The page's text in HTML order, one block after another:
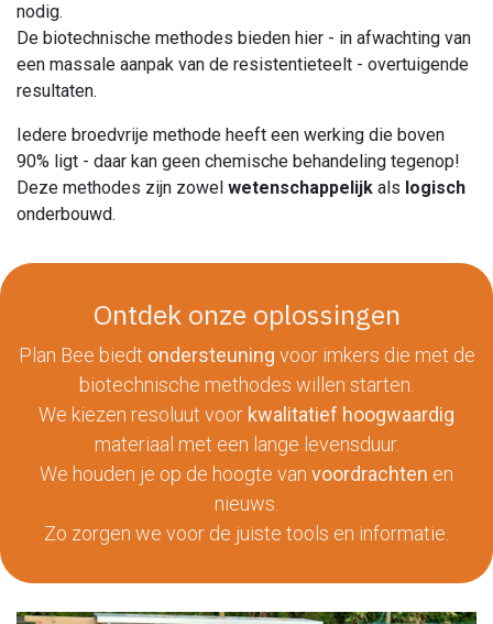
nodig.
De biotechnische methodes bieden hier - in afwachting van
een massale aanpak van de resistentieteelt - overtuigende
resultaten.
Iedere broedvrije methode heeft een werking die boven
90% ligt - daar kan geen chemische behandeling tegenop!
Deze methodes zijn zowel wetenschappelijk als logisch
onderbouwd.
Ontdek onze oplossingen
Plan Bee biedt ondersteuning voor imkers die met de
biotechnische methodes willen starten.
We kiezen resoluut voor kwalitatief hoogwaardig
materiaal met een lange levensduur.
We houden je op de hoogte van voordrachten en
nieuws.
Zo zorgen we voor de juiste tools en informatie.